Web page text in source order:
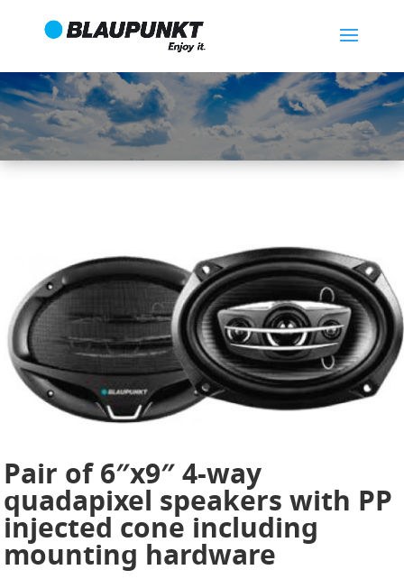
Pair of 6″x9″ 4-way
quadapixel speakers with PP
injected cone including
mounting hardware